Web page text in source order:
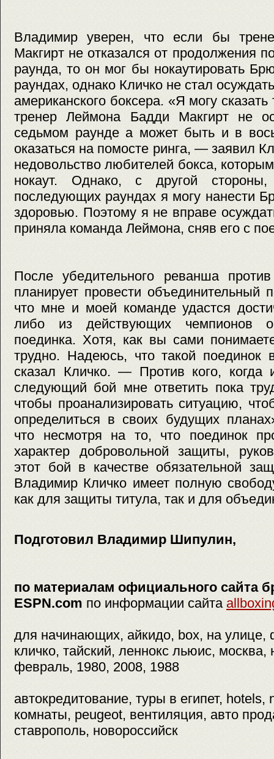
Владимир уверен, что если бы
Макгирт не отказался от продолжения
раунда, то он мог бы нокаутировать
раундах, однако Кличко не стал
американского боксера. «Я могу
тренер Леймона Бадди Макгирт не
седьмом раунде а может быть и в
оказаться на помосте ринга, — заявил
недовольство любителей бокса,
нокаут. Однако, с другой
последующих раундах я могу нанести
здоровью. Поэтому я не вправе
приняла команда Леймона, сняв его с
После убедительного реванша
планирует провести объединительный
что мне и моей команде удастся
либо из действующих чемпионов о
поединка. Хотя, как вы сами
трудно. Надеюсь, что такой
сказал Кличко. — Против кого, когда
следующий бой мне ответить пока
чтобы проанализировать ситуацию,
определиться в своих будущих
что несмотря на то, что поединок
характер добровольной защиты,
этот бой в качестве обязательной
Владимир Кличко имеет полную
как для защиты титула, так и для
Подготовил Владимир Шипулин,
по материалам официального сайта
ESPN.com по информации сайта
для начинающих, айкидо, box, на улице,
кличко, тайский, леннокс льюис, москва,
февраль, 1980, 2008, 1988
автокредитование, туры в египет, hotels,
комнаты, peugeot, вентиляция, авто
ставрополь, новороссийск